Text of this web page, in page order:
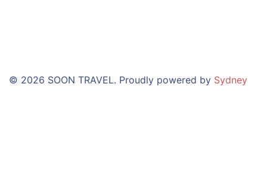
© 2026 SOON TRAVEL. Proudly powered by Sydney